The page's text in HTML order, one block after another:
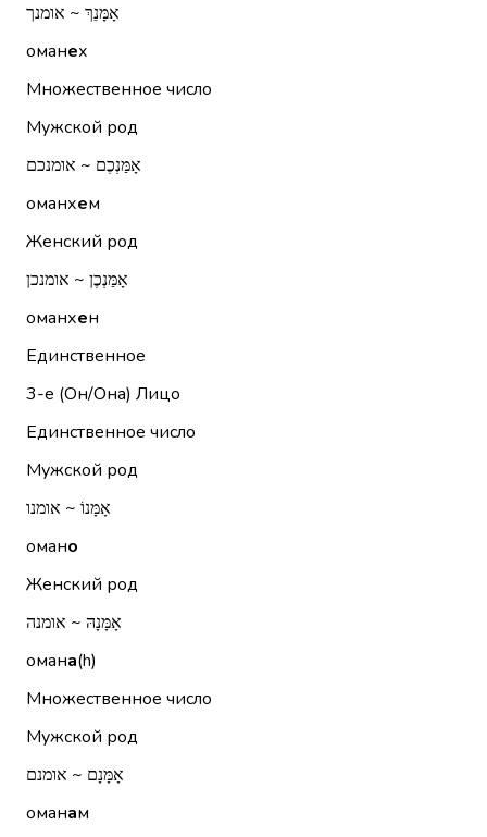
אָמָּנֵךְ ~ אומנך
оманех
Множественное число
Мужской род
אָמַּנְכֶם ~ אומנכם
оманхем
Женский род
אָמַּנְכֶן ~ אומנכן
оманхен
Единственное
3-е (Он/Она) Лицо
Единственное число
Мужской род
אָמָּנוֹ ~ אומנו
омано
Женский род
אָמָּנָהּ ~ אומנה
омана(h)
Множественное число
Мужской род
אָמָּנָם ~ אומנם
оманам